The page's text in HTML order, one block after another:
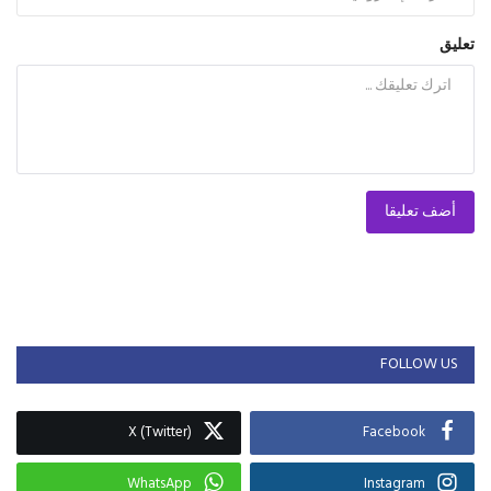
تعليق
أضف تعليقا
FOLLOW US
Facebook
X (Twitter)
Instagram
WhatsApp